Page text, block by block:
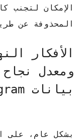
الإمكان لتجنب
المحذوفة عن
الأفكار
ومعدل
بيانات Telegram
بشكل عام، على